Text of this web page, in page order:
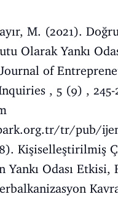
M. (2021).
Olarak Yankı
of
, 5 (9) , 245-
tr/pub/
Kişiselleştirilmiş
Yankı Odası Etkisi,